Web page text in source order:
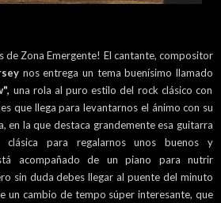
de Zona Emergente! El cantante, compositor
nos entrega un tema buenísimo llamado
una rola al puro estilo del rock clásico con
que llega para levantarnos el ánimo con su
en la que destaca grandemente esa guitarra
para regalarnos unos buenos y
acompañado de un piano para nutrir
sin duda debes llegar al puente del minuto
un cambio de tempo súper interesante, que